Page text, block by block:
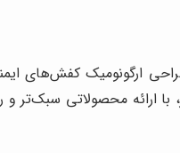
ارگونومیک کفش‌های
، با ارائه محصولاتی سبک‌تر